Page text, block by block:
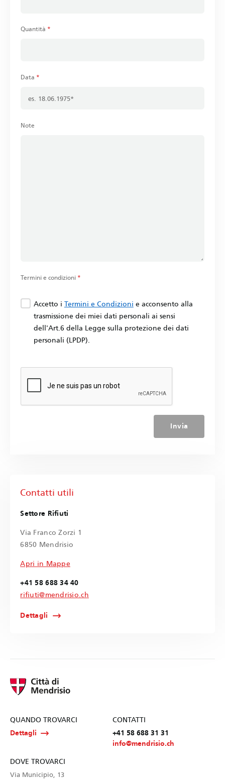
Quantità *
Data *
Note
Termini e condizioni *
Accetto i Termini e Condizioni e acconsento alla
trasmissione dei miei dati personali ai sensi
dell'Art.6 della Legge sulla protezione dei dati
personali (LPDP).
Invia
Contatti utili
Settore Rifiuti
Via Franco Zorzi 1
6850 Mendrisio
Apri in Mappe
+41 58 688 34 40
rifiuti@mendrisio.ch
Dettagli
QUANDO TROVARCI
Dettagli
CONTATTI
+41 58 688 31 31
info@mendrisio.ch
DOVE TROVARCI
Via Municipio, 13